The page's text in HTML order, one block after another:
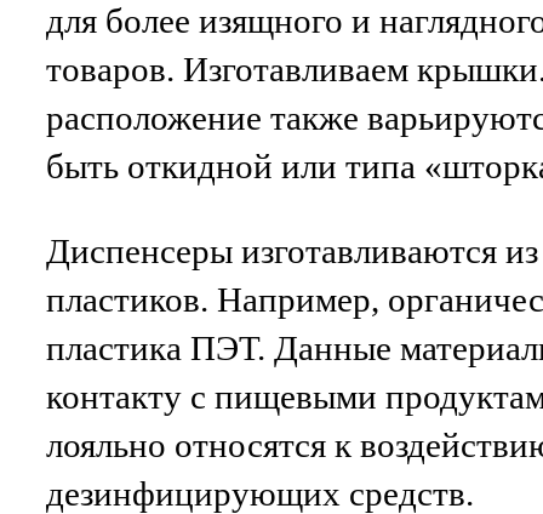
для более изящного и
товаров. Изготавливаем
расположение также
быть откидной или типа
Диспенсеры изготавливаются
пластиков. Например,
пластика ПЭТ. Данные
контакту с пищевыми
лояльно относятся к
дезинфицирующих средств.